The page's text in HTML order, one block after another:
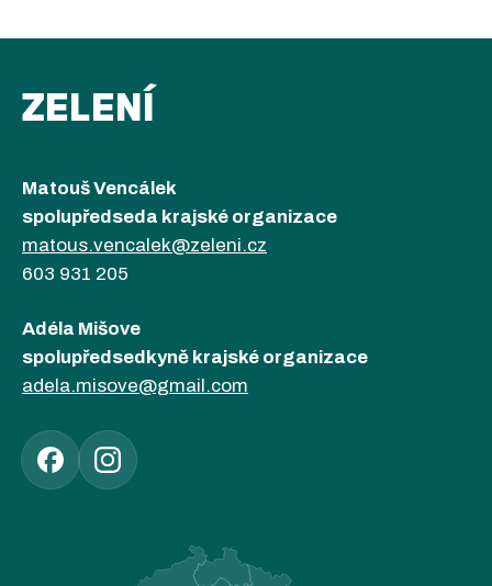
ZELENÍ
Matouš Vencálek
spolupředseda krajské organizace
matous.vencalek@zeleni.cz
603 931 205
Adéla Mišove
spolupředsedkyně krajské organizace
adela.misove@gmail.com